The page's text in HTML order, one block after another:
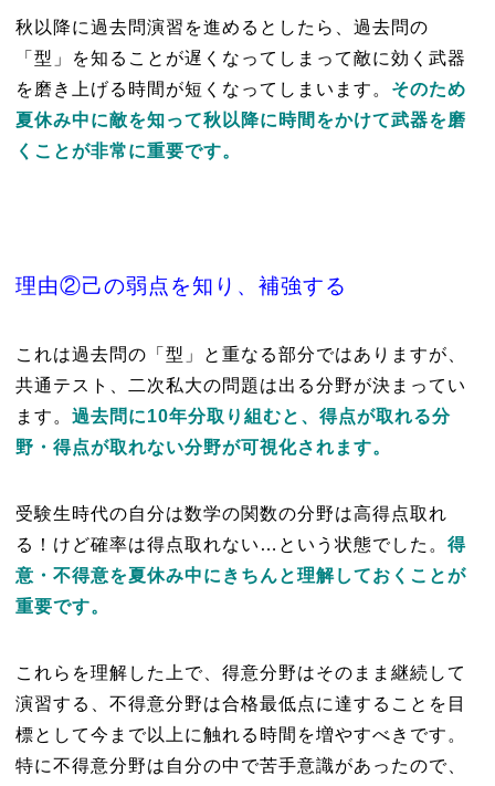
秋以降に過去問演習を進めるとしたら、過去問の
「型」を知ることが遅くなってしまって敵に効く武器
を磨き上げる時間が短くなってしまいます。 そのため
夏休み中に敵を知って秋以降に時間をかけて武器を磨
くことが非常に重要です。
理由②己の弱点を知り、補強する
これは過去問の「型」と重なる部分ではありますが、
共通テスト、二次私大の問題は出る分野が決まってい
ます。 過去問に10年分取り組むと、得点が取れる分
野・得点が取れない分野が可視化されます。
受験生時代の自分は数学の関数の分野は高得点取れ
る！けど確率は得点取れない…という状態でした。 得
意・不得意を夏休み中にきちんと理解しておくことが
重要です。
これらを理解した上で、得意分野はそのまま継続して
演習する、不得意分野は合格最低点に達することを目
標として今まで以上に触れる時間を増やすべきです。
特に不得意分野は自分の中で苦手意識があったので、